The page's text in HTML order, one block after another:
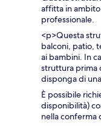
affitta in
professionale.
<p>Questa
balconi, patio,
ai bambini. In
struttura prima
disponga di
È possibile
disponibilità)
nella conferma